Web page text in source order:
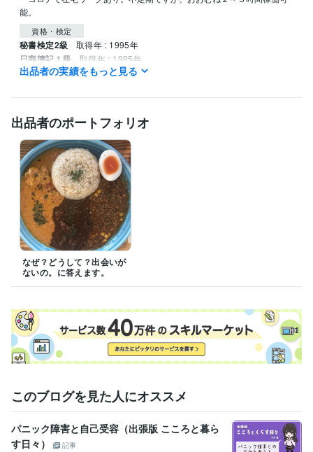
能。
資格・検定
秘書検定2級 取得年 : 1995年
日商簿記１級 取得年 : 1995年
ファイナンシャルプランナーAFP
投資診断士 取得年 : 2019年
得意分野
悩み相談・カウンセリング
仕事・恋愛・人間関係
出品者の実績をもっと見る
出品者のポートフォリオ
なぜ？どうして？出会いが
ないの。に答えます。
このブログを見た人にオススメ
パニック障害と自己受容（出張版 こころと暮ら
す日々）
記事